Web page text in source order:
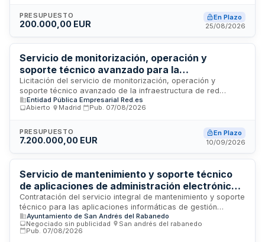
ambiental y eficiencia en la gestión de recursos. La
contratación se realiza conforme a la Ley de Contratos del
garantías y criterios de adjudicación específicos para
garantizar la calidad del servicio.
PRESUPUESTO
200.000,00 EUR
En Plazo
25/08/2026
Servicio de monitorización, operación y
soporte técnico avanzado para la
infraestructura de red de RedIRIS
Licitación del servicio de monitorización, operación y
soporte técnico avanzado de la infraestructura de red
IP/Ethernet de RedIRIS. El contratista realizará actividades de
gestión y administración de la infraestructura, soporte al
herramientas y plataformas complementarias. Las soluciones
deben cumplir con el Esquema Nacional de Seguridad con
comunicar cualquier subcontratación tras la adjudicación,
justificando la aptitud del subcontratista.
Entidad Pública Empresarial Red.es
Abierto
Madrid Pub. 07/08/2026
PRESUPUESTO
7.200.000,00 EUR
En Plazo
10/09/2026
Servicio de mantenimiento y soporte técnico
de aplicaciones de administración electrónica -
Ayuntamiento de San Andrés del Rabanedo
Contratación del servicio integral de mantenimiento y soporte
técnico para las aplicaciones informáticas de gestión
administrativa del Ayuntamiento de San Andrés del Rabanedo
en León. El servicio incluye asistencia técnica continua,
mantenimiento correctivo y evolutivo, actualizaciones de
Ayuntamiento de San Andrés del Rabanedo
Negociado sin publicidad
San andrés del rabanedo
Pub. 07/08/2026